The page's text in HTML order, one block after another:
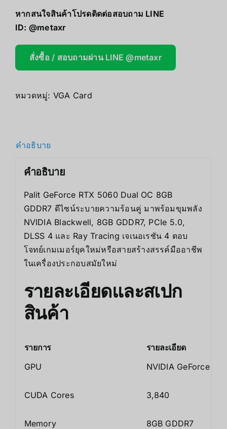
หากสนใจสินค้าโปรดติดต่อสอบถาม LINE
ID: @metaxr
สั่งซื้อ / สอบถามผ่าน LINE @metaxr
หมวดหมู่: VGA Card
คำอธิบาย
คำอธิบาย
Palit GeForce RTX 5060 Dual OC 8GB
GDDR7 ดีไซน์ระบายความร้อนคู่ มาพร้อมขุมพลัง
NVIDIA Blackwell, 8GB GDDR7, PCIe 5.0,
DLSS 4 และ Ray Tracing เจเนอเรชัน 4 ตอบ
โจทย์เกมเมอร์ยุคใหม่หรือสายสร้างสรรค์มืออาชีพ
ในเครื่องประกอบสมัยใหม่
รายละเอียดและสเปก
สินค้า
รายการ
รายละเอียด
GPU
NVIDIA GeForce
CUDA Cores 3,840
Memory 8GB GDDR7